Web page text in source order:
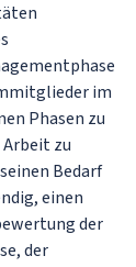
im
Phasen zu
zu
Bedarf
einen
der
der